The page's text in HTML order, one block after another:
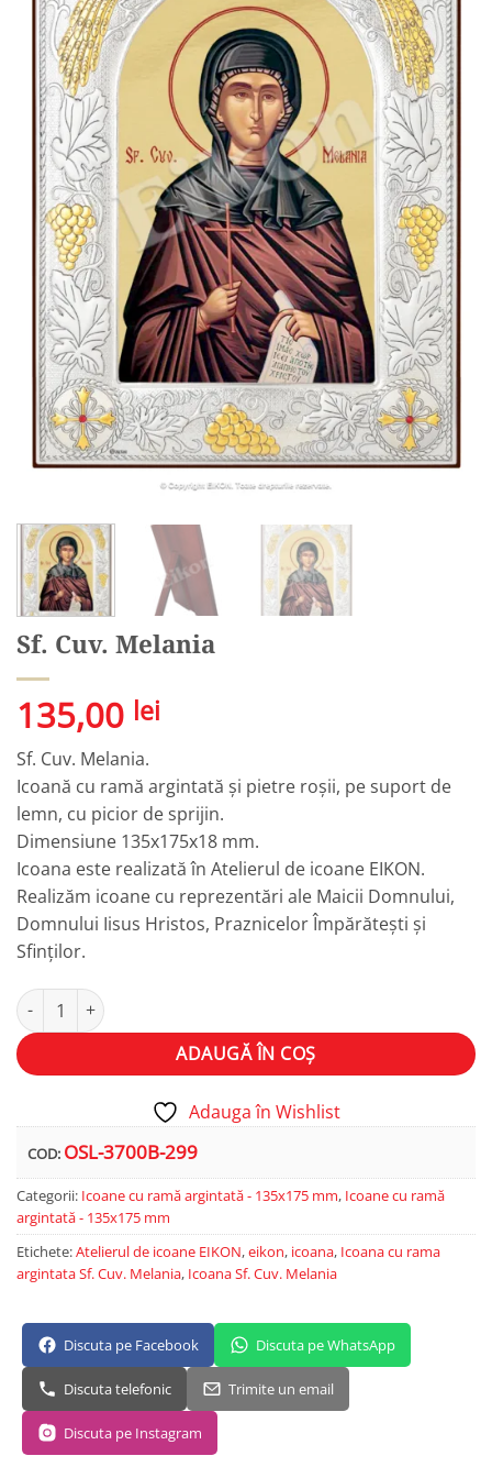
Sf. Cuv. Melania
135,00 lei
Sf. Cuv. Melania.
Icoană cu ramă argintată și pietre roșii, pe suport de
lemn, cu picior de sprijin.
Dimensiune 135x175x18 mm.
Icoana este realizată în Atelierul de icoane EIKON.
Realizăm icoane cu reprezentări ale Maicii Domnului,
Domnului Iisus Hristos, Praznicelor Împărătești și
Sfinților.
Cantitate Sf. Cuv. Melania
ADAUGĂ ÎN COȘ
Alternative:
Adauga în Wishlist
COD: OSL-3700B-299
Categorii: Icoane cu ramă argintată - 135x175 mm, Icoane cu ramă
argintată - 135x175 mm
Etichete:Atelierul de icoane EIKON,eikon, icoana, Icoana cu rama
argintata Sf. Cuv. Melania, Icoana Sf. Cuv. Melania
Discuta pe Facebook Discuta pe WhatsApp
Discuta telefonic Trimite un email
Discuta pe Instagram